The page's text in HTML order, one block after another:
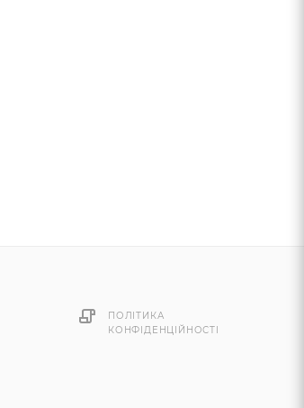
ПОЛІТИКА
КОНФІДЕНЦІЙНОСТІ